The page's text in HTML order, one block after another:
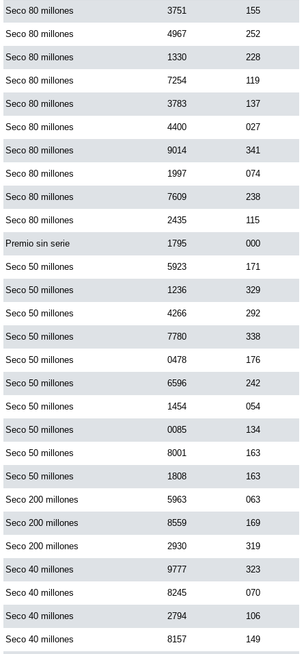
Motilon Noche
Paisita Día
Paisita Noche
Paisita 3
Pick 3 Día
Pick 3 Noche
Pick 4 Día
Pick 4 Noche
Pijao de Oro
Saman de la suerte
Sinuano Día
Sinuano Noche
Super Chontico Noche
Seco 80 millones 3751 155
Seco 80 millones 4967 252
Seco 80 millones 1330 228
Seco 80 millones 7254 119
Seco 80 millones 3783 137
Seco 80 millones 4400 027
Seco 80 millones 9014 341
Seco 80 millones 1997 074
Seco 80 millones 7609 238
Seco 80 millones 2435 115
Premio sin serie 1795 000
Seco 50 millones 5923 171
Seco 50 millones 1236 329
Seco 50 millones 4266 292
Seco 50 millones 7780 338
Seco 50 millones 0478 176
Seco 50 millones 6596 242
Seco 50 millones 1454 054
Seco 50 millones 0085 134
Seco 50 millones 8001 163
Seco 50 millones 1808 163
Seco 200 millones 5963 063
Seco 200 millones 8559 169
Seco 200 millones 2930 319
Seco 40 millones 9777 323
Seco 40 millones 8245 070
Seco 40 millones 2794 106
Seco 40 millones 8157 149